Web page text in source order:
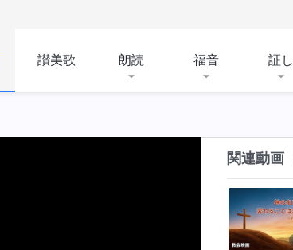
讃美歌 朗読 福音 証し
関連動画